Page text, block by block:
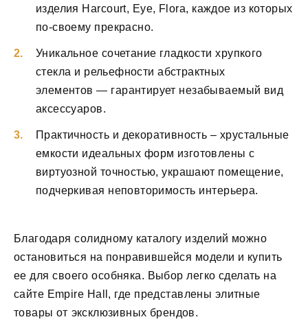
изделия Harcourt, Eye, Flora, каждое из которых
по-своему прекрасно.
Уникальное сочетание гладкости хрупкого
стекла и рельефности абстрактных
элементов — гарантирует незабываемый вид
аксессуаров.
Практичность и декоративность – хрустальные
емкости идеальных форм изготовлены с
виртуозной точностью, украшают помещение,
подчеркивая неповторимость интерьера.
Благодаря солидному каталогу изделий можно
остановиться на понравившейся модели и купить
ее для своего особняка. Выбор легко сделать на
сайте Empire Hall, где представлены элитные
товары от эксклюзивных брендов.